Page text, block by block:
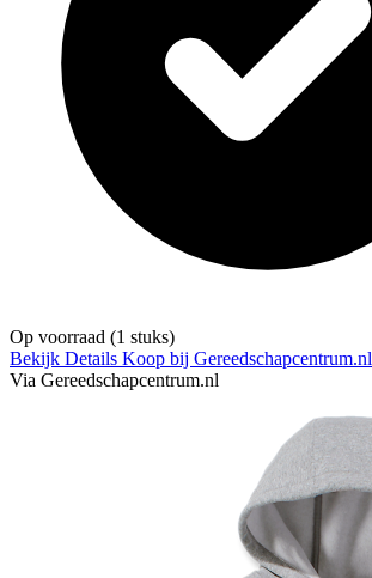
Op voorraad (1 stuks)
Bekijk Details Koop bij Gereedschapcentrum.nl
Via Gereedschapcentrum.nl